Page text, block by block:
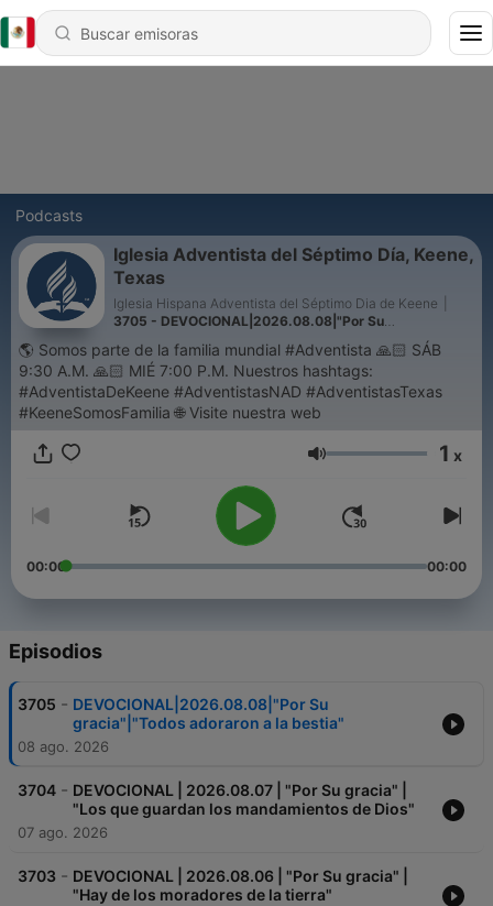
Podcasts
Iglesia Adventista del Séptimo Día, Keene,
Texas
Iglesia Hispana Adventista del Séptimo Dia de Keene
3705 - DEVOCIONAL|2026.08.08|"Por Su
🌎 Somos parte de la familia mundial #Adventista 🙏🏻 SÁB
9:30 A.M. 🙏🏻 MIÉ 7:00 P.M. Nuestros hashtags:
#AdventistaDeKeene #AdventistasNAD #AdventistasTexas
#KeeneSomosFamilia 🌐 Visite nuestra web
Volumen 1 x
00:00 00:00
Episodios
3705 - DEVOCIONAL|2026.08.08|"Por Su
gracia"|"Todos adoraron a la bestia"
08 ago. 2026
3704 - DEVOCIONAL | 2026.08.07 | "Por Su gracia" |
"Los que guardan los mandamientos de Dios"
07 ago. 2026
3703 - DEVOCIONAL | 2026.08.06 | "Por Su gracia" |
"Hay de los moradores de la tierra"